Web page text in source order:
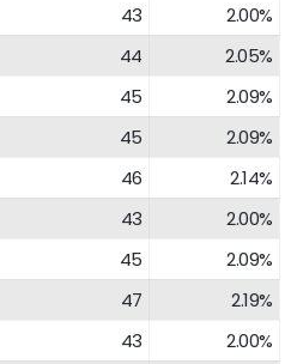
43
2.00%
44
2.05%
45
2.09%
45
2.09%
46
2.14%
43
2.00%
45
2.09%
47
2.19%
43
2.00%